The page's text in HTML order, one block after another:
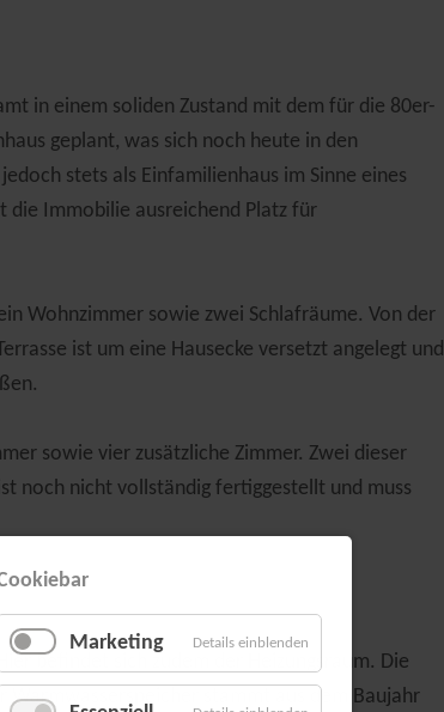
in einem soliden Zustand mit dem für die 80er-
geplant, was sich noch heute in den
stets als Einfamilienhaus im Sinne eines
die Immobilie ausreichend Platz für
Wohnzimmer sowie zwei Schlafräume. Von der
ist um eine Hausecke versetzt angelegt und
sowie vier zusätzliche Zimmer. Zwei dieser
noch nicht vollständig fertiggestellt und muss
befindet sich zudem der Heizungsraum. Die
Warmwasserspeicher stammt aus dem Baujahr
Marketing Details einblenden